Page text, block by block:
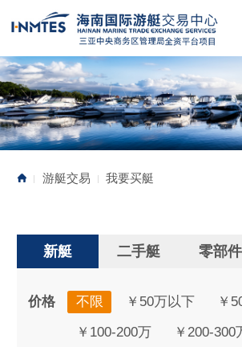
| 游艇交易 | 我要买艇
新艇 二手艇 零部件
价格 不限 ￥50万以下 ￥
￥100-200万 ￥200-300